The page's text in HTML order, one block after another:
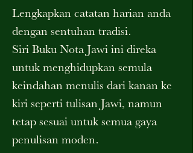
Lengkapkan catatan harian anda
dengan sentuhan tradisi.
Siri Buku Nota Jawi ini direka
untuk menghidupkan semula
keindahan menulis dari kanan ke
kiri seperti tulisan Jawi, namun
tetap sesuai untuk semua gaya
penulisan moden.